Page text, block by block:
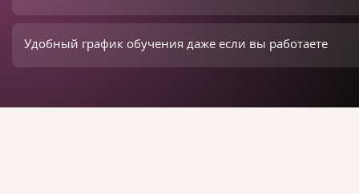
Удобный график обучения даже если вы работаете